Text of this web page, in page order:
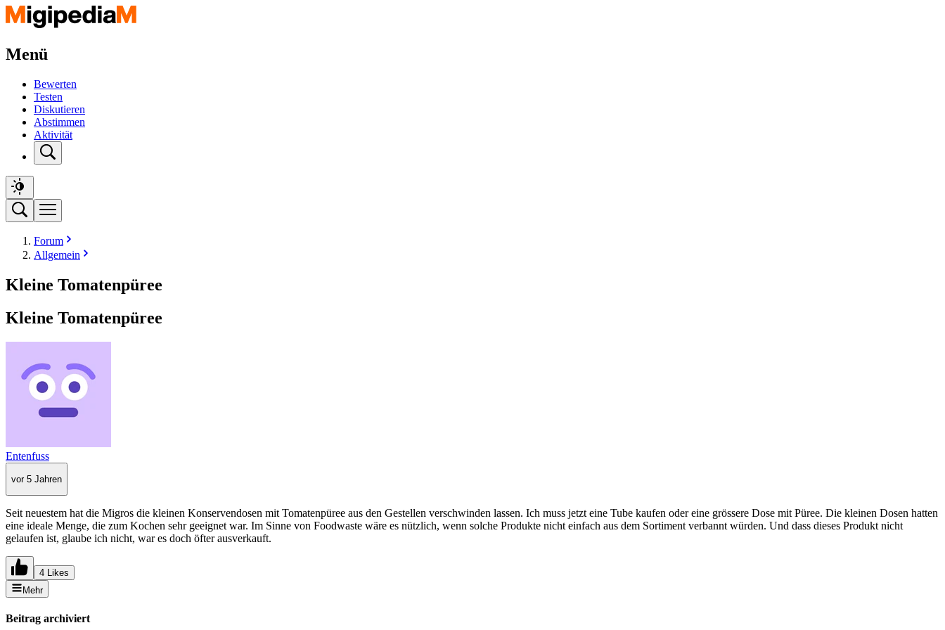
Menü
Bewerten
Testen
Diskutieren
Abstimmen
Aktivität
Forum
Allgemein
Kleine Tomatenpüree
Kleine Tomatenpüree
Entenfuss
vor 5 Jahren
Seit neuestem hat die Migros die kleinen Konservendosen mit Tomatenpüree aus den Gestellen verschwinden lassen. Ich muss jetzt eine Tube kaufen oder eine grössere Dose mit Püree. Die kleinen Dosen hatten
eine ideale Menge, die zum Kochen sehr geeignet war. Im Sinne von Foodwaste wäre es nützlich, wenn solche Produkte nicht einfach aus dem Sortiment verbannt würden. Und dass dieses Produkt nicht
gelaufen ist, glaube ich nicht, war es doch öfter ausverkauft.
4 Likes
Mehr
Beitrag archiviert